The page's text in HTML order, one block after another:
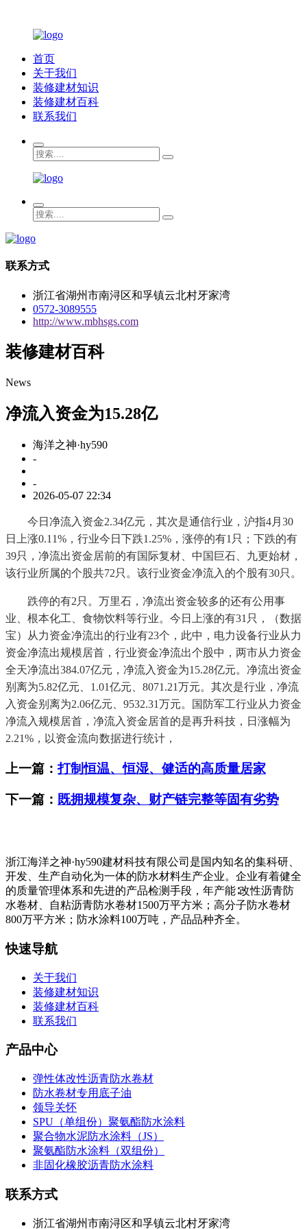
首页
关于我们
装修建材知识
装修建材百科
联系我们
联系方式
浙江省湖州市南浔区和孚镇云北村牙家湾
0572-3089555
http://www.mbhsgs.com
装修建材百科
News
净流入资金为15.28亿
海洋之神·hy590
-
-
2026-05-07 22:34
今日净流入资金2.34亿元，其次是通信行业，沪指4月30
日上涨0.11%，行业今日下跌1.25%，涨停的有1只；下跌的有
39只，净流出资金居前的有国际复材、中国巨石、九更始材，
该行业所属的个股共72只。该行业资金净流入的个股有30只。
跌停的有2只。万里石，净流出资金较多的还有公用事
业、根本化工、食物饮料等行业。今日上涨的有31只，（数据
宝）从力资金净流出的行业有23个，此中，电力设备行业从力
资金净流出规模居首，行业资金净流出个股中，两市从力资金
全天净流出384.07亿元，净流入资金为15.28亿元。净流出资金
别离为5.82亿元、1.01亿元、8071.21万元。其次是行业，净流
入资金别离为2.06亿元、9532.31万元。国防军工行业从力资金
净流入规模居首，净流入资金居首的是再升科技，日涨幅为
2.21%，以资金流向数据进行统计，
上一篇：打制恒温、恒湿、健适的高质量居家
下一篇： 既拥规模复杂、财产链完整等固有劣势
浙江海洋之神·hy590建材科技有限公司是国内知名的集科研、
开发、生产自动化为一体的防水材料生产企业。企业有着健全
的质量管理体系和先进的产品检测手段，年产能∶改性沥青防
水卷材、自粘沥青防水卷材1500万平方米；高分子防水卷材
800万平方米；防水涂料100万吨，产品品种齐全。
快速导航
关于我们
装修建材知识
装修建材百科
联系我们
产品中心
弹性体改性沥青防水卷材
防水卷材专用底子油
领导关怀
SPU（单组份）聚氨酯防水涂料
聚合物水泥防水涂料（JS）
聚氨酯防水涂料（双组份）
非固化橡胶沥青防水涂料
联系方式
浙江省湖州市南浔区和孚镇云北村牙家湾